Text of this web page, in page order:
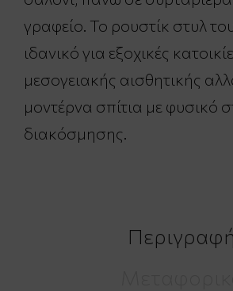
γραφείο. Το ρουστίκ στυλ
ιδανικό για εξοχικές
μεσογειακής αισθητικής
μοντέρνα σπίτια με φυσικό
διακόσμησης.
Περιγραφή